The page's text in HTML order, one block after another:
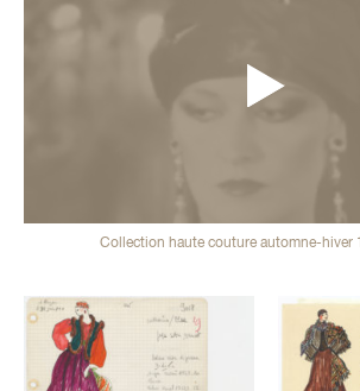
Collection haute couture automne-hiver
Galerie